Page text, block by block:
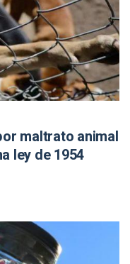
maltrato animal
ley de 1954